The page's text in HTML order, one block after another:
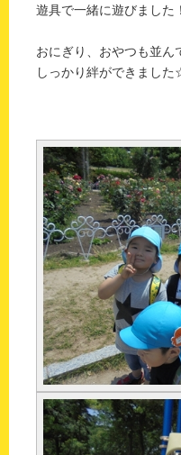
遊具で一緒に遊びました！
おにぎり、おやつも並ん
しっかり絆ができまし